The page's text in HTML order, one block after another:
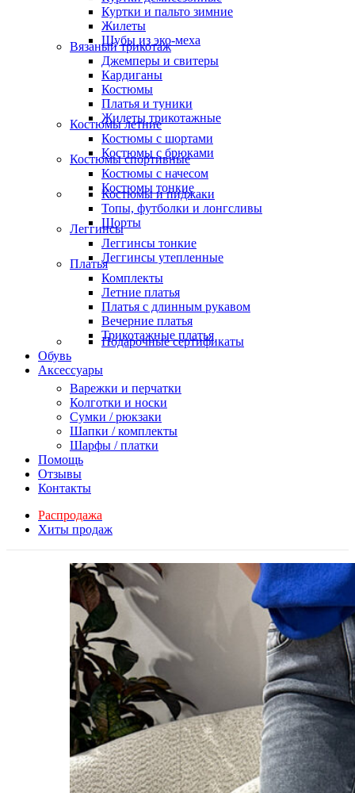
Куртки и пальто зимние
Жилеты
Шубы из эко-меха
Вязаный трикотаж
Джемперы и свитеры
Кардиганы
Костюмы
Платья и туники
Жилеты трикотажные
Костюмы летние
Костюмы с шортами
Костюмы с брюками
Костюмы спортивные
Костюмы с начесом
Костюмы тонкие
Костюмы и пиджаки
Топы, футболки и лонгсливы
Шорты
Леггинсы
Леггинсы тонкие
Леггинсы утепленные
Платья
Комплекты
Летние платья
Платья с длинным рукавом
Вечерние платья
Трикотажные платья
Подарочные сертификаты
Обувь
Аксессуары
Варежки и перчатки
Колготки и носки
Сумки / рюкзаки
Шапки / комплекты
Шарфы / платки
Помощь
Отзывы
Контакты
Распродажа
Хиты продаж